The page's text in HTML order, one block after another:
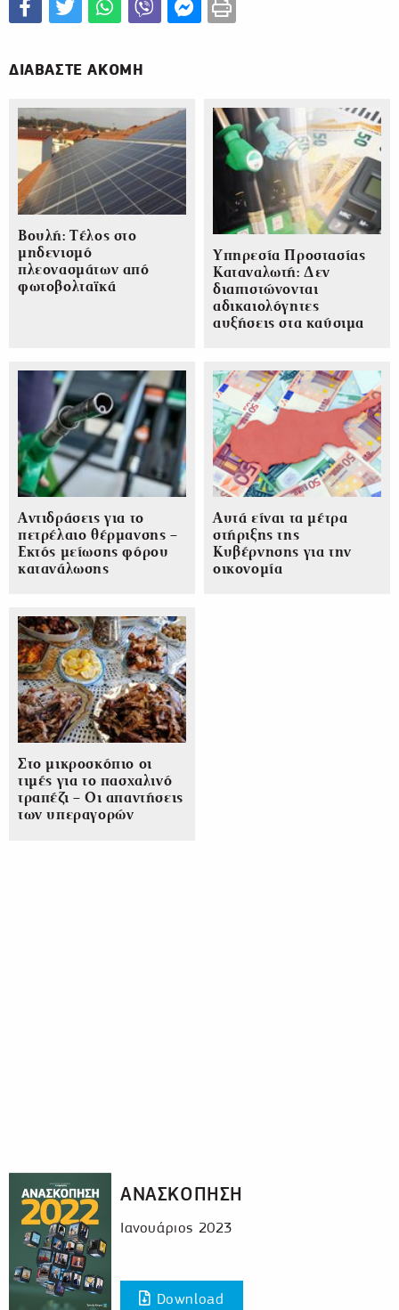
ΔΙΑΒΑΣΤΕ ΑΚΟΜΗ
Βουλή: Τέλος στο
μηδενισμό
πλεονασμάτων από
φωτοβολταϊκά
Υπηρεσία Προστασίας
Καταναλωτή: Δεν
διαπιστώνονται
αδικαιολόγητες
αυξήσεις στα καύσιμα
Αντιδράσεις για το
πετρέλαιο θέρμανσης –
Εκτός μείωσης φόρου
κατανάλωσης
Αυτά είναι τα μέτρα
στήριξης της
Κυβέρνησης για την
οικονομία
Στο μικροσκόπιο οι
τιμές για το πασχαλινό
τραπέζι – Οι απαντήσεις
των υπεραγορών
ΑΝΑΣΚΟΠΗΣΗ
Ιανουάριος 2023
Download